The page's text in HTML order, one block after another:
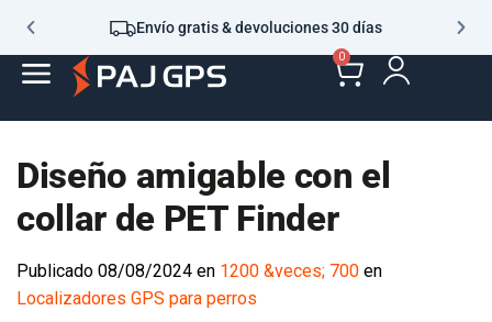
Envío gratis & devoluciones 30 días
0
Diseño amigable con el
collar de PET Finder
Publicado 08/08/2024 en 1200 &veces; 700 en
Localizadores GPS para perros